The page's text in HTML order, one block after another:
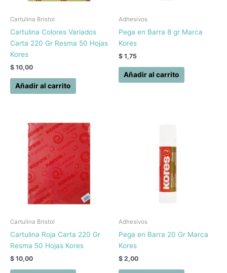
Cartulina Bristol
Cartulina Colores Variados
Carta 220 Gr Resma 50 Hojas
Kores
$ 10,00
Añadir al carrito
Adhesivos
Pega en Barra 8 gr Marca
Kores
$ 1,75
Añadir al carrito
Cartulina Bristol
Cartulina Roja Carta 220 Gr
Resma 50 Hojas Kores
$ 10,00
Adhesivos
Pega en Barra 20 Gr Marca
Kores
$ 2,00